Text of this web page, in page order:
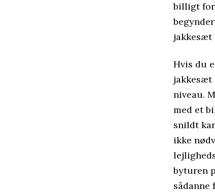
billigt for
jakkesæt
Hvis du
jakkesæt
niveau.
med et
snildt
ikke
byturen